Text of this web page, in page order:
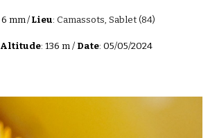
6 mm/Lieu:Camassots, Sablet (84)
Altitude: 136 m / Date: 05/05/2024